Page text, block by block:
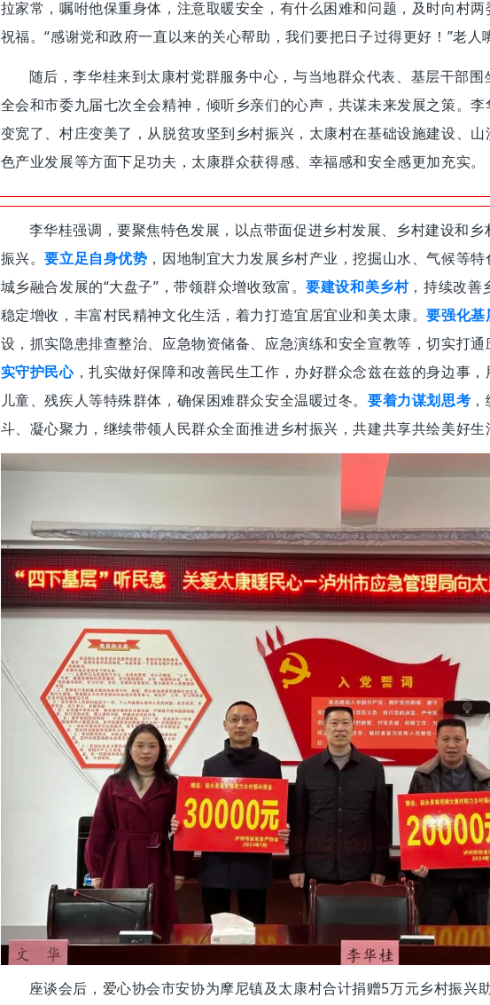
拉家常，嘱咐他保重身体，注意取暖安全，有什么困难和问题，及时向村
祝福。“感谢党和政府一直以来的关心帮助，我们要把日子过得更好！”老人
随后，李华桂来到太康村党群服务中心，与当地群众代表、基层干部
全会和市委九届七次全会精神，倾听乡亲们的心声，共谋未来发展之策。
变宽了、村庄变美了，从脱贫攻坚到乡村振兴，太康村在基础设施建设、
色产业发展等方面下足功夫，太康群众获得感、幸福感和安全感更加充实。
李华桂强调，要聚焦特色发展，以点带面促进乡村发展、乡村建设和
振兴。要立足自身优势 ，因地制宜大力发展乡村产业，挖掘山水、气候等
城乡融合发展的“大盘子”，带领群众增收致富。要建设和美乡村，持续改善
稳定增收，丰富村民精神文化生活，着力打造宜居宜业和美太康。要强化基
设，抓实隐患排查整治、应急物资储备、应急演练和安全宣教等，切实打通
实守护民心，扎实做好保障和改善民生工作，办好群众念兹在兹的身边事
儿童、残疾人等特殊群体，确保困难群众安全温暖过冬。要着力谋划思考
斗、凝心聚力，继续带领人民群众全面推进乡村振兴，共建共享共绘美好生
座谈会后，爱心协会市安协为摩尼镇及太康村合计捐赠5万元乡村振兴